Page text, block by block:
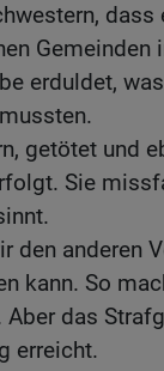
dass
Gemeinden
erduldet,
getötet und
Sie
den anderen
kann. So
Aber das
erreicht.